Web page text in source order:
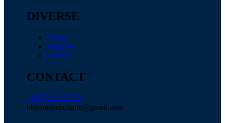
DIVERSE
Acasă
Magazin
Contact
CONTACT
+40 752 172 770
bbcomconsultativ@gmail.com